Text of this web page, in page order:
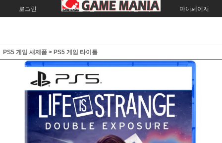
로그인 회원가입 주문조회 마이페이지
PS5 게임 새제품 > PS5 게임 타이틀